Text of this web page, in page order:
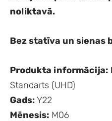
noliktavā.
Bez statīva un sienas
Produkta informācija:
Standarts (UHD)
Gads:Y22
Mēnesis: M06